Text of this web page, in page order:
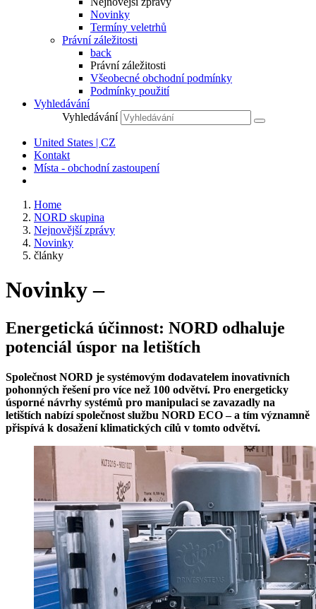
Novinky
Termíny veletrhů
Právní záležitosti
back
Právní záležitosti
Všeobecné obchodní podmínky
Podmínky použití
Vyhledávání
Vyhledávání
United States | CZ
Kontakt
Místa - obchodní zastoupení
Home
NORD skupina
Nejnovější zprávy
Novinky
články
Novinky –
Energetická účinnost: NORD odhaluje
potenciál úspor na letištích
Společnost NORD je systémovým dodavatelem inovativních
pohonných řešení pro více než 100 odvětví. Pro energeticky
úsporné návrhy systémů pro manipulaci se zavazadly na
letištích nabízí společnost službu NORD ECO – a tím významně
přispívá k dosažení klimatických cílů v tomto odvětví.